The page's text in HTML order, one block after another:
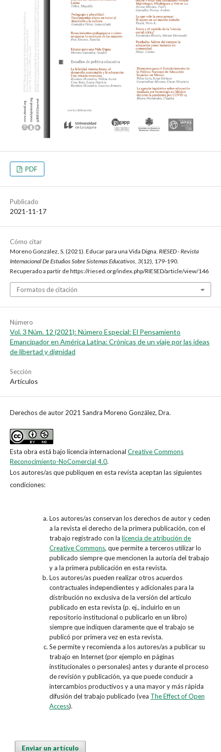
PDF
Publicado
2021-11-17
Cómo citar
Moreno González, S. (2021). Educar para una Vida Digna. RIESED - Revista
Internacional De Estudios Sobre Sistemas Educativos, 3(12), 179-190.
Recuperado a partir de https://riesed.org/index.php/RIESED/article/view/146
Formatos de citación
Número
Vol. 3 Núm. 12 (2021): Número Especial: El Pensamiento
Emancipador en América Latina: Crónicas de un viaje por las ideas
de libertad y dignidad
Sección
Artículos
Derechos de autor 2021 Sandra Moreno González, Dra.
Esta obra está bajo licencia internacional Creative Commons
Reconocimiento-NoComercial 4.0.
Los autores/as que publiquen en esta revista aceptan las siguientes
condiciones:
Los autores/as conservan los derechos de autor y ceden
a la revista el derecho de la primera publicación, con el
trabajo registrado con la licencia de atribución de
Creative Commons, que permite a terceros utilizar lo
publicado siempre que mencionen la autoría del trabajo
y a la primera publicación en esta revista.
Los autores/as pueden realizar otros acuerdos
contractuales independientes y adicionales para la
distribución no exclusiva de la versión del artículo
publicado en esta revista (p. ej., incluirlo en un
repositorio institucional o publicarlo en un libro)
siempre que indiquen claramente que el trabajo se
publicó por primera vez en esta revista.
Se permite y recomienda a los autores/as a publicar su
trabajo en Internet (por ejemplo en páginas
institucionales o personales) antes y durante el proceso
de revisión y publicación, ya que puede conducir a
intercambios productivos y a una mayor y más rápida
difusión del trabajo publicado (vea The Effect of Open
Access).
Enviar un artículo